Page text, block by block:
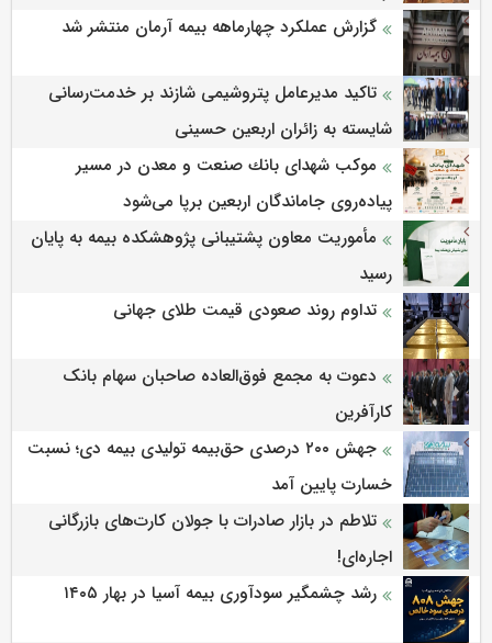
گزارش عملکرد چهارماهه بیمه آرمان منتشر شد
تاکید مدیرعامل پتروشیمی شازند بر خدمت‌رسانی
شایسته به زائران اربعین حسینی
موكب شهدای بانك صنعت و معدن در مسیر
پیاده‌روی جاماندگان اربعین برپا می‌شود
مأموریت معاون پشتیبانی پژوهشكده بیمه به پایان
رسید
تداوم روند صعودی قیمت طلای جهانی
دعوت به مجمع فوق‌العاده صاحبان سهام بانک
کارآفرین
جهش ۲۰۰ درصدی حق‌بیمه تولیدی بیمه دی؛ نسبت
خسارت پایین آمد
تلاطم در بازار صادرات با جولان کارت‌های بازرگانی
اجاره‌ای!
رشد چشمگیر سودآوری بیمه آسیا در بهار ۱۴۰۵